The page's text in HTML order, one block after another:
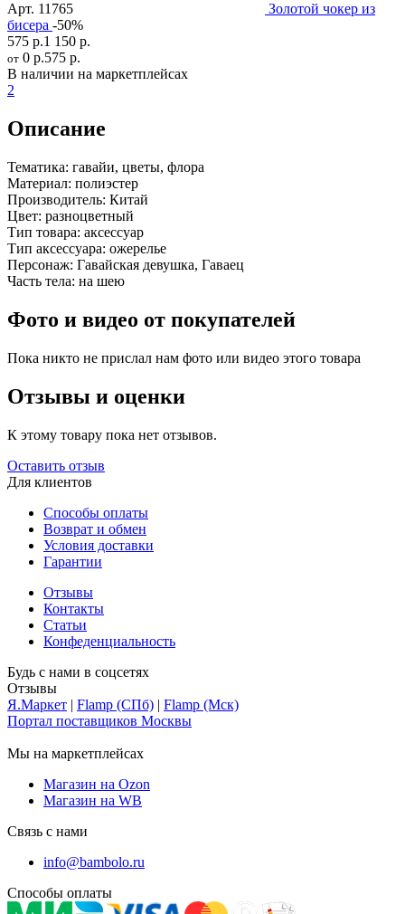
Арт. 11765
Золотой чокер из
бисера -50%
575 р.1 150 р.
от 0 р.575 р.
В наличии на маркетплейсах
2
Описание
Тематика: гавайи, цветы, флора
Материал: полиэстер
Производитель: Китай
Цвет: разноцветный
Тип товара: аксессуар
Тип аксессуара: ожерелье
Персонаж: Гавайская девушка, Гаваец
Часть тела: на шею
Фото и видео от покупателей
Пока никто не прислал нам фото или видео этого товара
Отзывы и оценки
К этому товару пока нет отзывов.
Оставить отзыв
Для клиентов
Способы оплаты
Возврат и обмен
Условия доставки
Гарантии
Отзывы
Контакты
Статьи
Конфеденциальность
Будь с нами в соцсетях
Отзывы
Я.Маркет | Flamp (СПб) | Flamp (Мск)
Портал поставщиков Москвы
Мы на маркетплейсах
Магазин на Ozon
Магазин на WB
Связь с нами
info@bambolo.ru
Способы оплаты